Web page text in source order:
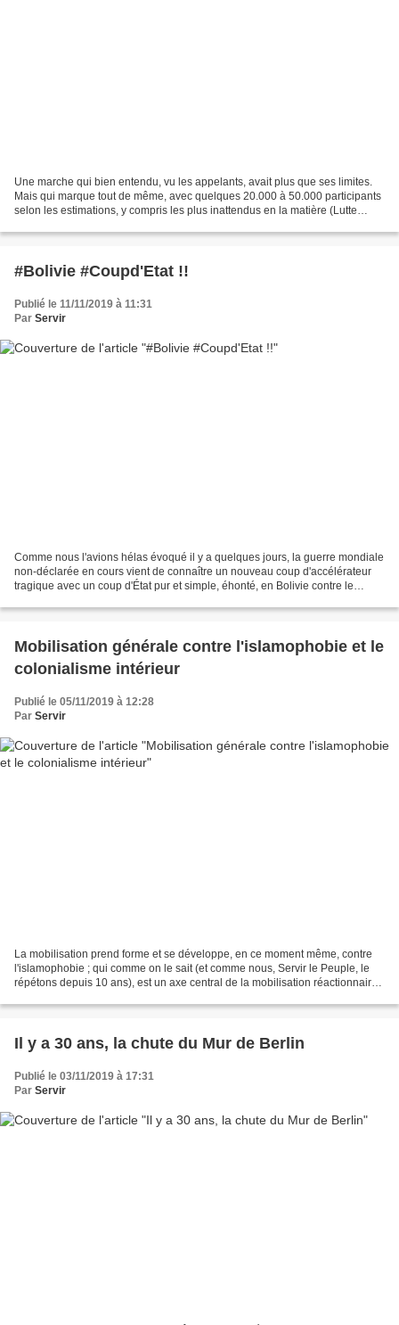
Une marche qui bien entendu, vu les appelants, avait plus que ses limites.
Mais qui marque tout de même, avec quelques 20.000 à 50.000 participants
selon les estimations, y compris les plus inattendus en la matière (Lutte
#Bolivie #Coupd'Etat !!
Publié le 11/11/2019 à 11:31
Par Servir
Comme nous l'avions hélas évoqué il y a quelques jours, la guerre mondiale
non-déclarée en cours vient de connaître un nouveau coup d'accélérateur
tragique avec un coup d'État pur et simple, éhonté, en Bolivie contre le
Mobilisation générale contre l'islamophobie et le
colonialisme intérieur
Publié le 05/11/2019 à 12:28
Par Servir
La mobilisation prend forme et se développe, en ce moment même, contre
l'islamophobie ; qui comme on le sait (et comme nous, Servir le Peuple, le
répétons depuis 10 ans), est un axe central de la mobilisation réactionnaire
Il y a 30 ans, la chute du Mur de Berlin
Publié le 03/11/2019 à 17:31
Par Servir